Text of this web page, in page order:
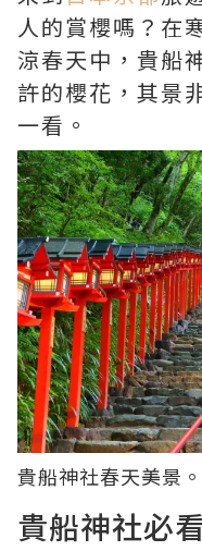
人的賞櫻嗎？在
涼春天中，貴船
許的櫻花，其景
一看。
貴船神社春天美景
貴船神社必